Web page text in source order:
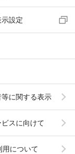
設定
に関する表示
スに向けて
用について